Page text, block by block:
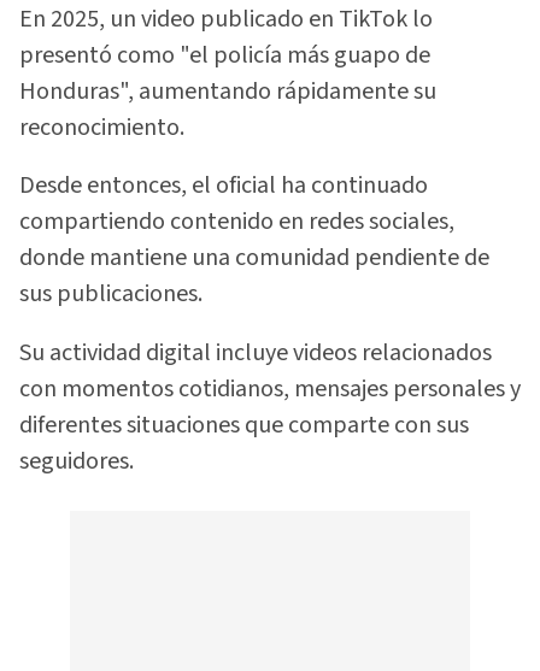
En 2025, un video publicado en TikTok lo
presentó como "el policía más guapo de
Honduras", aumentando rápidamente su
reconocimiento.
Desde entonces, el oficial ha continuado
compartiendo contenido en redes sociales,
donde mantiene una comunidad pendiente de
sus publicaciones.
Su actividad digital incluye videos relacionados
con momentos cotidianos, mensajes personales y
diferentes situaciones que comparte con sus
seguidores.